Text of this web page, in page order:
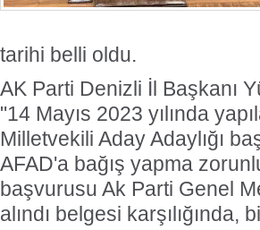
tarihi belli oldu.
AK Parti Denizli İl Başkanı
"14 Mayıs 2023 yılında
Milletvekili Aday Adaylığı
AFAD'a bağış yapma
başvurusu Ak Parti Genel
alındı belgesi